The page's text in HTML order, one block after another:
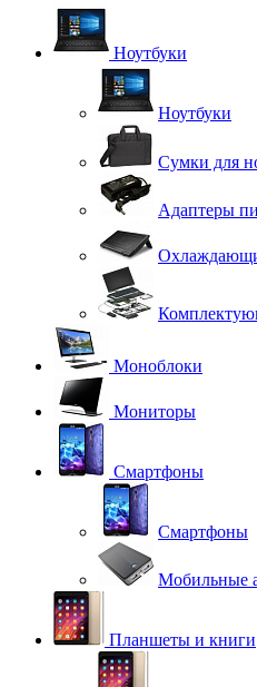
Ноутбуки
Ноутбуки
Сумки для
Адаптеры
Моноблоки
Мониторы
Смартфоны
Смартфоны
Мобильные
Планшеты и книги